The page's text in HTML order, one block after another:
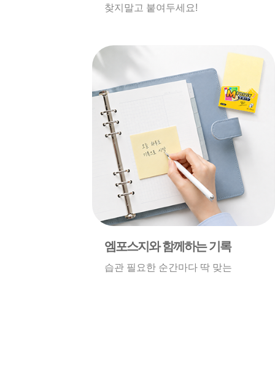
찾지말고 붙여두세요!
엠포스지와 함께하는 기록
습관 필요한 순간마다 딱 맞는